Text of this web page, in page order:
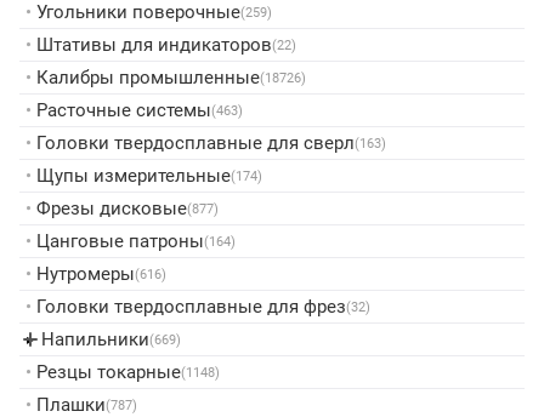
• Угольники поверочные(259)
• Штативы для индикаторов(22)
• Калибры промышленные(18726)
• Расточные системы(463)
• Головки твердосплавные для сверл(163)
• Щупы измерительные(174)
• Фрезы дисковые(877)
• Цанговые патроны(164)
• Нутромеры(616)
• Головки твердосплавные для фрез(32)
▸ Напильники(669)
• Резцы токарные(1148)
• Плашки(787)